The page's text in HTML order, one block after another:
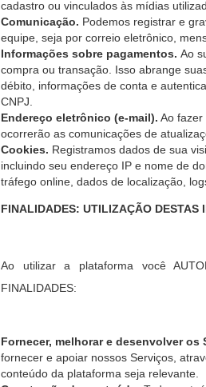
cadastro ou vinculados às mídias
Comunicação. Podemos registrar e
equipe, seja por correio eletrônico,
Informações sobre pagamentos. Ao
compra ou transação. Isso abrange
débito, informações de conta e
CNPJ.
Endereço eletrônico (e-mail). Ao fazer
ocorrerão as comunicações de
Cookies. Registramos dados de sua
incluindo seu endereço IP e nome de
tráfego online, dados de localização,
FINALIDADES: UTILIZAÇÃO DESTAS
Ao utilizar a plataforma você
FINALIDADES:
Fornecer, melhorar e desenvolver
fornecer e apoiar nossos Serviços,
conteúdo da plataforma seja relevante.